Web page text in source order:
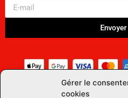
Gérer le
cookies
Envoyer